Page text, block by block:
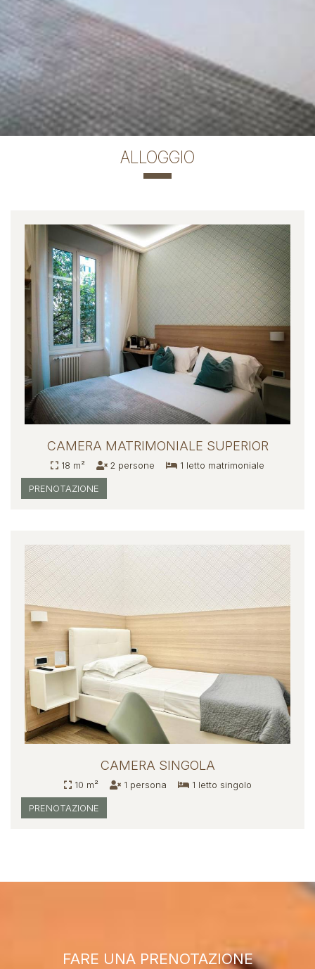
ALLOGGIO
CAMERA MATRIMONIALE SUPERIOR
18 m² 2 persone 1 letto matrimoniale
PRENOTAZIONE
CAMERA SINGOLA
10 m² 1 persona 1 letto singolo
PRENOTAZIONE
FARE UNA PRENOTAZIONE